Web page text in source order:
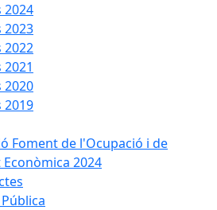
2024
2023
2022
2020
2019
Foment de l'Ocupació i de
2024